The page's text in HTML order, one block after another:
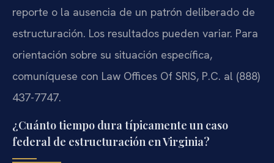
reporte o la ausencia de un patrón deliberado de
estructuración. Los resultados pueden variar. Para
orientación sobre su situación específica,
comuníquese con Law Offices Of SRIS, P.C. al (888)
437-7747.
¿Cuánto tiempo dura típicamente un caso
federal de estructuración en Virginia?